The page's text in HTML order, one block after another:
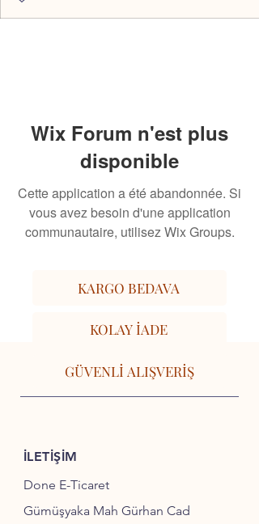
Wix Forum n'est plus
disponible
Cette application a été abandonnée. Si
vous avez besoin d'une application
communautaire, utilisez Wix Groups.
KARGO BEDAVA
KOLAY İADE
GÜVENLİ ALIŞVERİŞ
İLETİŞİM
Done E-Ticaret
Gümüşyaka Mah Gürhan Cad